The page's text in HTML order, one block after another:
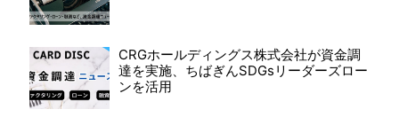
CRGホールディングス株式会社が資金調
達を実施、ちばぎんSDGsリーダーズロー
ンを活用